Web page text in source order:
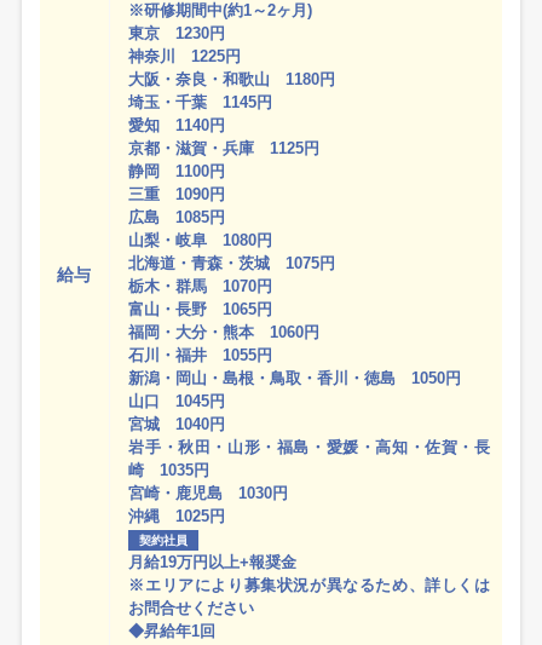
給与
※研修期間中(約1～2ヶ月)
東京 1230円
神奈川 1225円
大阪・奈良・和歌山 1180円
埼玉・千葉 1145円
愛知 1140円
京都・滋賀・兵庫 1125円
静岡 1100円
三重 1090円
広島 1085円
山梨・岐阜 1080円
北海道・青森・茨城 1075円
栃木・群馬 1070円
富山・長野 1065円
福岡・大分・熊本 1060円
石川・福井 1055円
新潟・岡山・島根・鳥取・香川・徳島 1050円
山口 1045円
宮城 1040円
岩手・秋田・山形・福島・愛媛・高知・佐賀・長
崎 1035円
宮崎・鹿児島 1030円
沖縄 1025円
契約社員
月給19万円以上+報奨金
※エリアにより募集状況が異なるため、詳しくは
お問合せください
◆昇給年1回